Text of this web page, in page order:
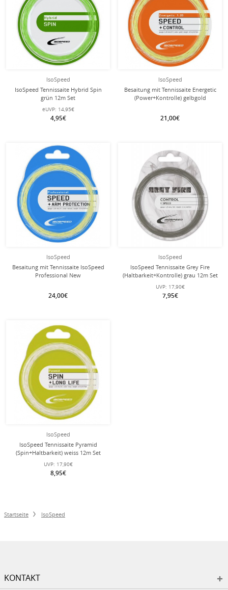
IsoSpeed
IsoSpeed Tennissaite Hybrid Spin
grün 12m Set
eUVP: 14,95€
4,95€
IsoSpeed
Besaitung mit Tennissaite Energetic
(Power+Kontrolle) gelbgold
21,00€
IsoSpeed
Besaitung mit Tennissaite IsoSpeed
Professional New
24,00€
Besaitung
mit dieser Saite
IsoSpeed
IsoSpeed Tennissaite Grey Fire
(Haltbarkeit+Kontrolle) grau 12m Set
UVP: 17,90€
7,95€
IsoSpeed
IsoSpeed Tennissaite Pyramid
(Spin+Haltbarkeit) weiss 12m Set
UVP: 17,90€
8,95€
Startseite IsoSpeed
KONTAKT